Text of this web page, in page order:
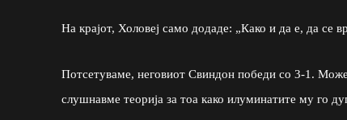
На крајот, Холовеј само додаде: „Како и да е, да се
Потсетуваме, неговиот Свиндон победи со 3-1.
слушнавме теорија за тоа како илуминатите му го